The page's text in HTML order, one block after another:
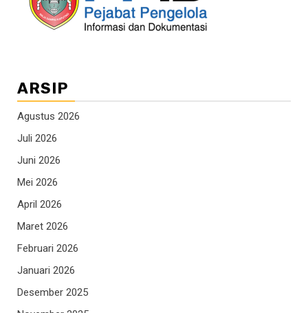
ARSIP
Agustus 2026
Juli 2026
Juni 2026
Mei 2026
April 2026
Maret 2026
Februari 2026
Januari 2026
Desember 2025